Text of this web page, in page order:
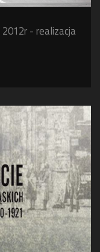
- realizacja